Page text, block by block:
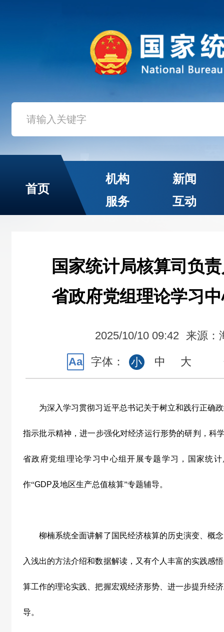
首页
机构
新闻
服务
互动
国家统计局核算司负
省政府党组理论学习
2025/10/10 09:42 来源：
Aa 字体： 小 中 大
为深入学习贯彻习近平总书记关于树立和践行正确政
指示批示精神，进一步强化对经济运行形势的研判，科
省政府党组理论学习中心组开展专题学习，国家统
作“GDP及地区生产总值核算”专题辅导。
柳楠系统全面讲解了国民经济核算的历史演变、概念
入浅出的方法介绍和数据解读，又有个人丰富的实践感
算工作的理论实践、把握宏观经济形势、进一步提升经
导。